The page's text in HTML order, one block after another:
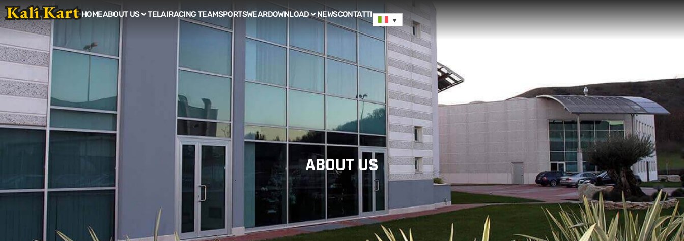
HOMEABOUT US TELAIRACING TEAMSPORTSWEARDOWNLOAD NEWSCONTATTI
ABOUT US